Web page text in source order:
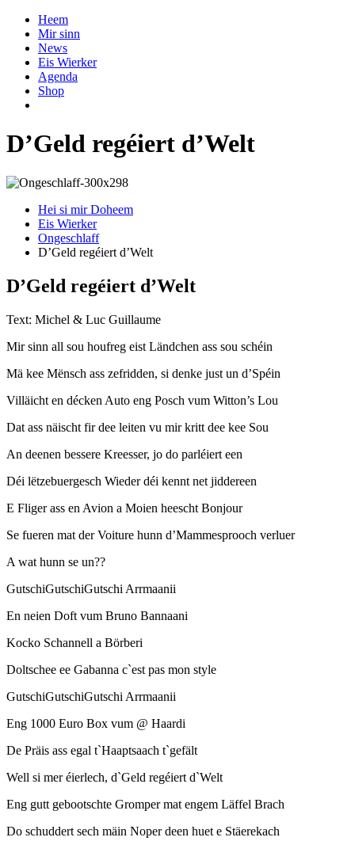
Heem
Mir sinn
News
Eis Wierker
Agenda
Shop
D’Geld regéiert d’Welt
Hei si mir Doheem
Eis Wierker
Ongeschlaff
D’Geld regéiert d’Welt
D’Geld regéiert d’Welt
Text: Michel & Luc Guillaume
Mir sinn all sou houfreg eist Ländchen ass sou schéin
Mä kee Mënsch ass zefridden, si denke just un d’Spéin
Villäicht en décken Auto eng Posch vum Witton’s Lou
Dat ass näischt fir dee leiten vu mir kritt dee kee Sou
An deenen bessere Kreesser, jo do parléiert een
Déi lëtzebuergesch Wieder déi kennt net jiddereen
E Fliger ass en Avion a Moien heescht Bonjour
Se fueren mat der Voiture hunn d’Mammesprooch verluer
A wat hunn se un??
GutschiGutschiGutschi Arrmaanii
En neien Doft vum Bruno Bannaani
Kocko Schannell a Börberi
Doltschee ee Gabanna c`est pas mon style
GutschiGutschiGutschi Arrmaanii
Eng 1000 Euro Box vum @ Haardi
De Präis ass egal t`Haaptsaach t`gefält
Well si mer éierlech, d`Geld regéiert d`Welt
Eng gutt gebootschte Gromper mat engem Läffel Brach
Do schuddert sech mäin Noper deen huet e Stäerekach